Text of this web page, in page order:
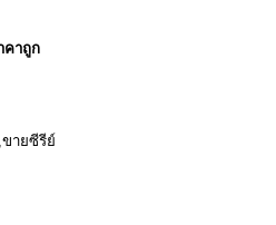
คาถูก
ขายซีรีย์